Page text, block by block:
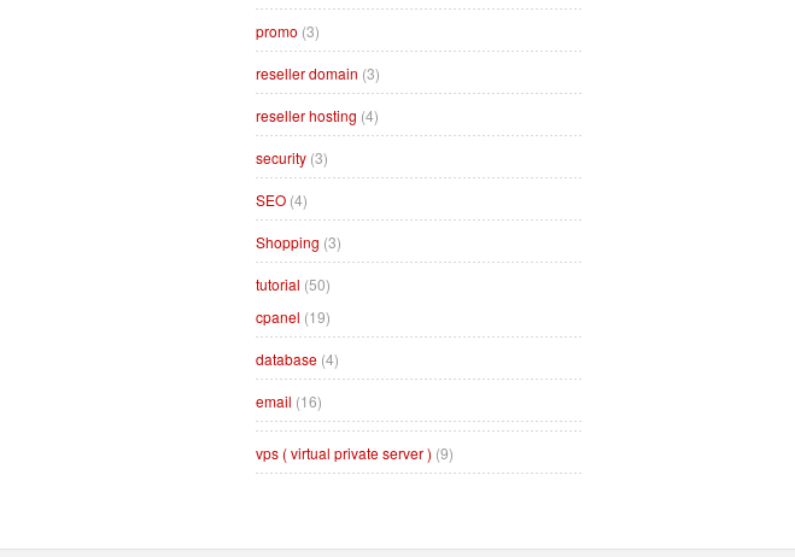
promo (3)
reseller domain (3)
reseller hosting (4)
security (3)
SEO (4)
Shopping (3)
tutorial (50)
cpanel (19)
database (4)
email (16)
vps ( virtual private server ) (9)